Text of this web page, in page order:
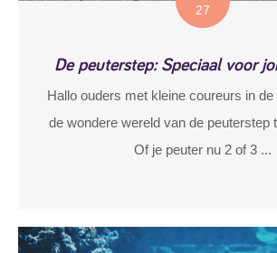
27
De peuterstep: Speciaal voor
Hallo ouders met kleine coureurs in
de wondere wereld van de peuterstep
Of je peuter nu 2 of 3 ...